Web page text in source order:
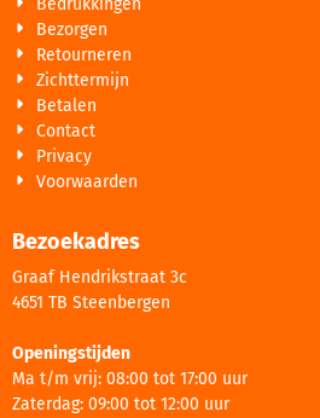
Bedrukkingen
Bezorgen
Retourneren
Zichttermijn
Betalen
Contact
Privacy
Voorwaarden
Bezoekadres
Graaf Hendrikstraat 3c
4651 TB Steenbergen
Openingstijden
Ma t/m vrij: 08:00 tot 17:00 uur
Zaterdag: 09:00 tot 12:00 uur